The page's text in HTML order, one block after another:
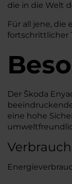
die in die Welt
Für all jene,
fortschrittlicher
Der Škoda
eine hohe